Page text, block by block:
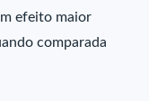
efeito maior
comparada